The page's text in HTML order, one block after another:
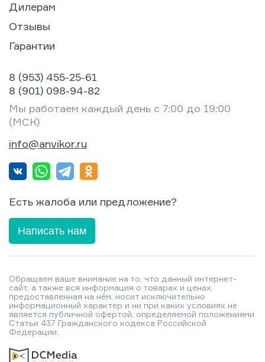
Дилерам
Отзывы
Гарантии
8 (953) 455-25-61
8 (901) 098-94-82
Мы работаем каждый день с 7:00 до 19:00
(МСК)
info@anvikor.ru
Есть жалоба или предложение?
Написать нам
Обращаем ваше внимание на то, что данный интернет-
сайт, а также вся информация о товарах и ценах,
предоставленная на нём, носит исключительно
информационный характер и ни при каких условиях не
является публичной офертой, определяемой положениями
Статьи 437 Гражданского кодекса Российской
Федерации.